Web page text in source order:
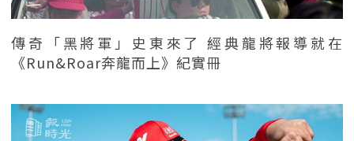
傳奇「黑將軍」史東來了 經典龍將報導就在
《Run&Roar奔龍而上》紀實冊